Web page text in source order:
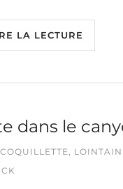
LA LECTURE
dans le
COQUILLETTE,